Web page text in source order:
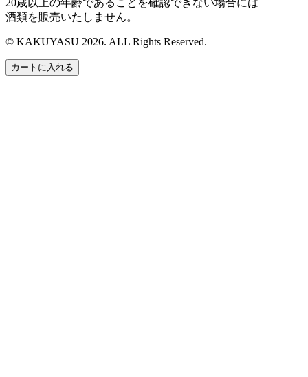
20歳以上の年齢であることを確認できない場合には
酒類を販売いたしません。
© KAKUYASU 2026. ALL Rights Reserved.
カートに入れる